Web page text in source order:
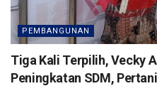
PEMBANGUNAN
Tiga Kali Terpilih, Vecky
Peningkatan SDM,